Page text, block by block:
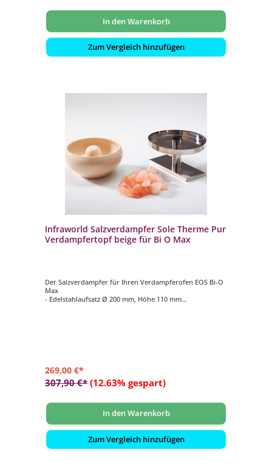
In den Warenkorb
Zum Vergleich hinzufügen
Infraworld Salzverdampfer Sole Therme Pur
Verdampfertopf beige für Bi O Max
Der Salzverdampfer für Ihren Verdampferofen EOS Bi-O
Max
- Edelstahlaufsatz Ø 200 mm, Höhe 110 mm
269,00 €*
307,90 €* (12.63% gespart)
In den Warenkorb
Zum Vergleich hinzufügen